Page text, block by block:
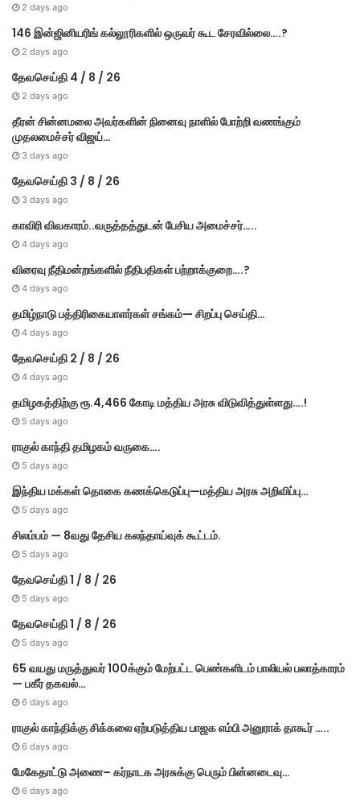
2 days ago
146 இன்ஜினியரிங் கல்லூரிகளில் ஒருவர் கூட சேரவில்லை….?
2 days ago
தேவசெய்தி 4 / 8 / 26
2 days ago
தீரன் சின்னமலை அவர்களின் நினைவு நாளில் போற்றி வணங்கும்
முதலமைச்சர் விஜய்…
3 days ago
தேவசெய்தி 3 / 8 / 26
3 days ago
காவிரி விவகாரம்..வருத்தத்துடன் பேசிய அமைச்சர்…..
4 days ago
விரைவு நீதிமன்றங்களில் நீதிபதிகள் பற்றாக்குறை….?
4 days ago
தமிழ்நாடு பத்திரிகையாளர்கள் சங்கம்— சிறப்பு செய்தி…
4 days ago
தேவசெய்தி 2 / 8 / 26
4 days ago
தமிழகத்திற்கு ரூ.4,466 கோடி மத்திய அரசு விடுவித்துள்ளது….!
5 days ago
ராகுல் காந்தி தமிழகம் வருகை….
5 days ago
இந்திய மக்கள் தொகை கணக்கெடுப்பு—மத்திய அரசு அறிவிப்பு…
5 days ago
சிலம்பம் — 8வது தேசிய கலந்தாய்வுக் கூட்டம்.
5 days ago
தேவசெய்தி 1 / 8 / 26
5 days ago
தேவசெய்தி 1 / 8 / 26
5 days ago
65 வயது மருத்துவர் 100க்கும் மேற்பட்ட பெண்களிடம் பாலியல் பலாத்காரம்
— பகீர் தகவல்…
6 days ago
ராகுல் காந்திக்கு சிக்கலை ஏற்படுத்திய பாஜக எம்பி அனுராக் தாகூர் …..
6 days ago
மேகே​தாட்டு அணை– கர்​நாடக அரசுக்கு பெரும் பின்​னடைவு…
6 days ago